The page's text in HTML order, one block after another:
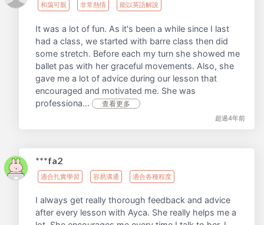
和藹可親 非常熱情 能以英語解說
It was a lot of fun. As it's been a while since I last
had a class, we started with barre class then did
some stretch. Before each my turn she showed me
ballet pas with her graceful movements. Also, she
gave me a lot of advice during our lesson that
encouraged and motivated me. She was
professiona...
查看更多
超過4年前
***fa2
適合扎實學習 容易溝通 適合各種程度
I always get really thorough feedback and advice
after every lesson with Ayca. She really helps me a